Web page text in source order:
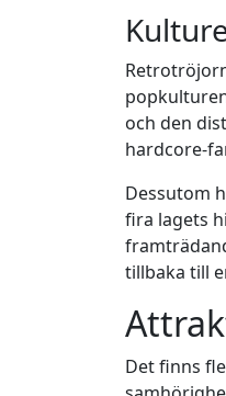
och den
hardcore-
Dessutom
fira lagets
tillbaka till
Det finns